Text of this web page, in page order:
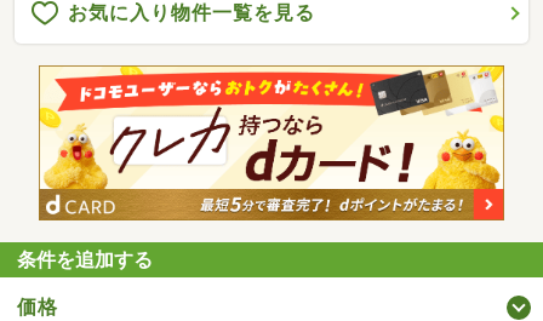
お気に入り物件一覧を見る
条件を追加する
価格